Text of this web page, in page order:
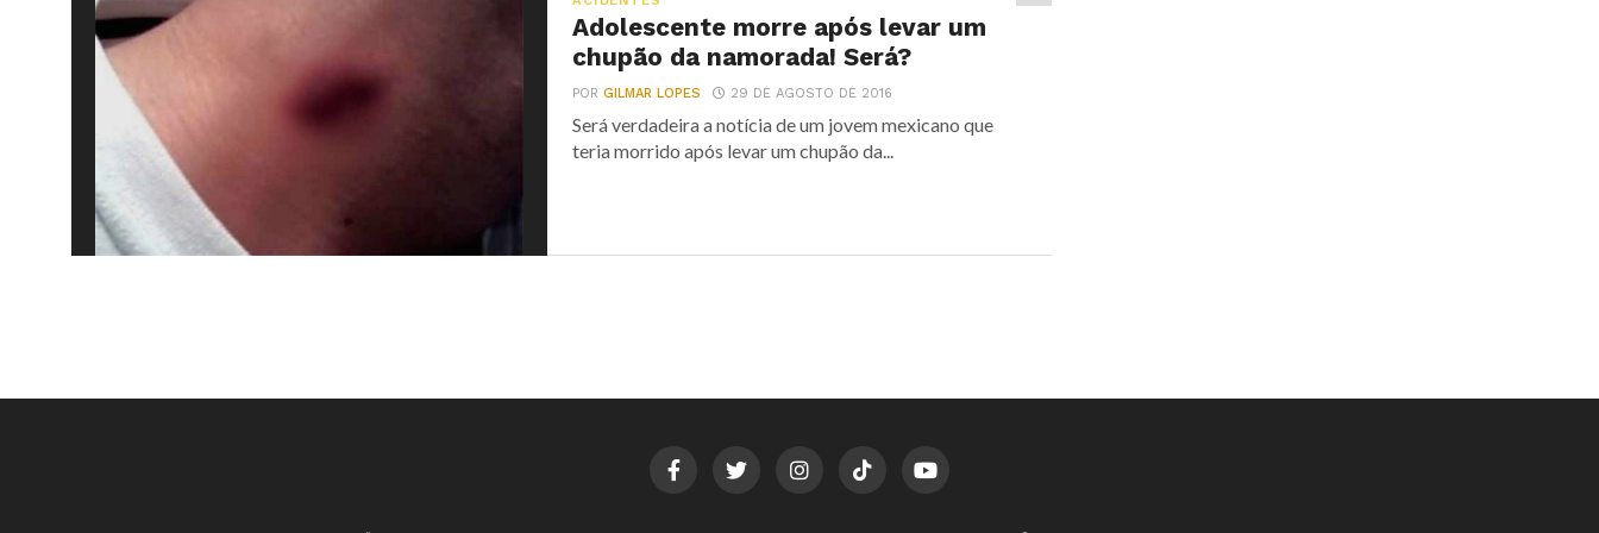
Adolescente morre após levar um
chupão da namorada! Será?
PORGILMAR LOPES 29 DE AGOSTO DE 2016
Será verdadeira a notícia de um jovem mexicano que
teria morrido após levar um chupão da...